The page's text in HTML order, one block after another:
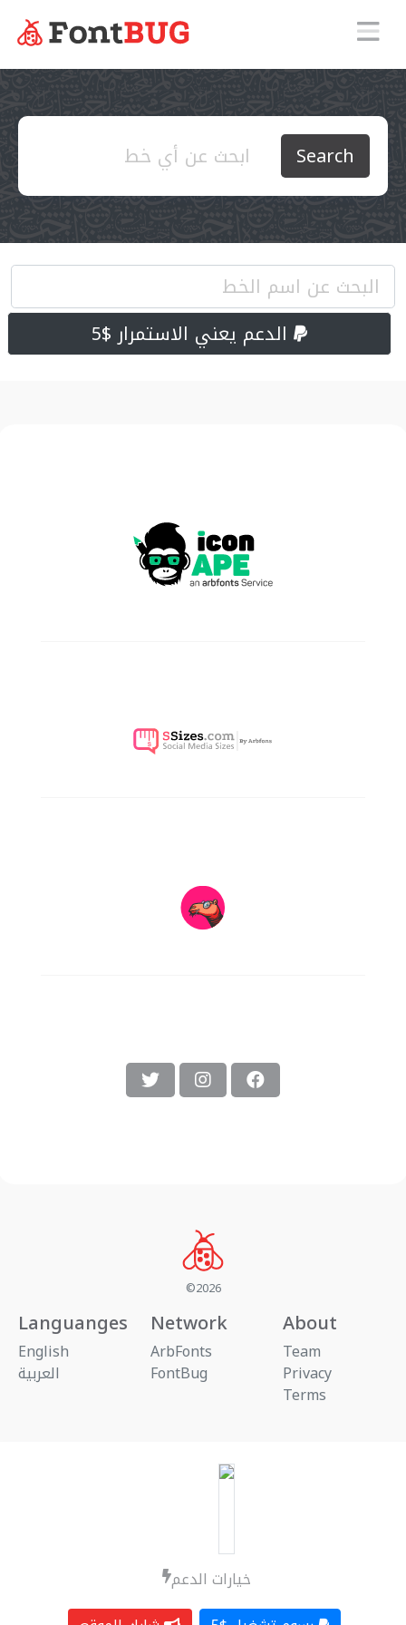
Search
الدعم يعني الاستمرار $5
خيارات الدعم
©2026
Languanges
English
العربية
Network
ArbFonts
FontBug
About
Team
Privacy
Terms